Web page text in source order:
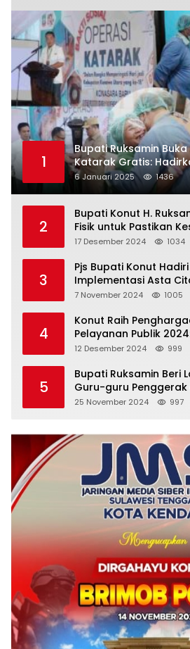
1
Bupati Ruksamin
Katarak Gratis:
bagi Masyarakat
6 Januari 2025 1436
2
Bupati Konut H.
Fisik untuk Pastikan
Perencanaan
17 Desember 2024 1034
3
Pjs Bupati Konut
Implementasi Asta
Emas
7 November 2024 1005
4
Konut Raih
Pelayanan Publik
Menuju Pelayanan
12 Desember 2024 999
5
Bupati Ruksamin Beri
Guru-guru Penggerak
25 November 2024 997